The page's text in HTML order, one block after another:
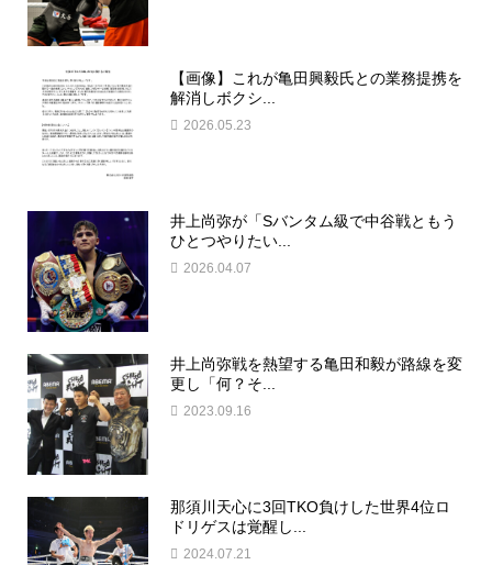
【画像】これが亀田興毅氏との業務提携を
解消しボクシ...
2026.05.23
井上尚弥が「Sバンタム級で中谷戦ともう
ひとつやりたい...
2026.04.07
井上尚弥戦を熱望する亀田和毅が路線を変
更し「何？そ...
2023.09.16
那須川天心に3回TKO負けした世界4位ロ
ドリゲスは覚醒し...
2024.07.21